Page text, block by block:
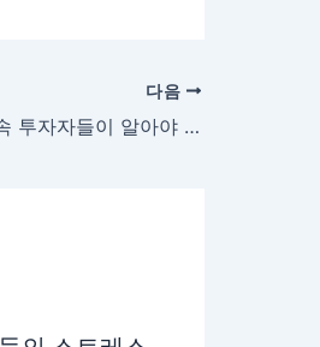
다음
증권주 급락 속 투자자들이 알아야 할 차익실현의 진실